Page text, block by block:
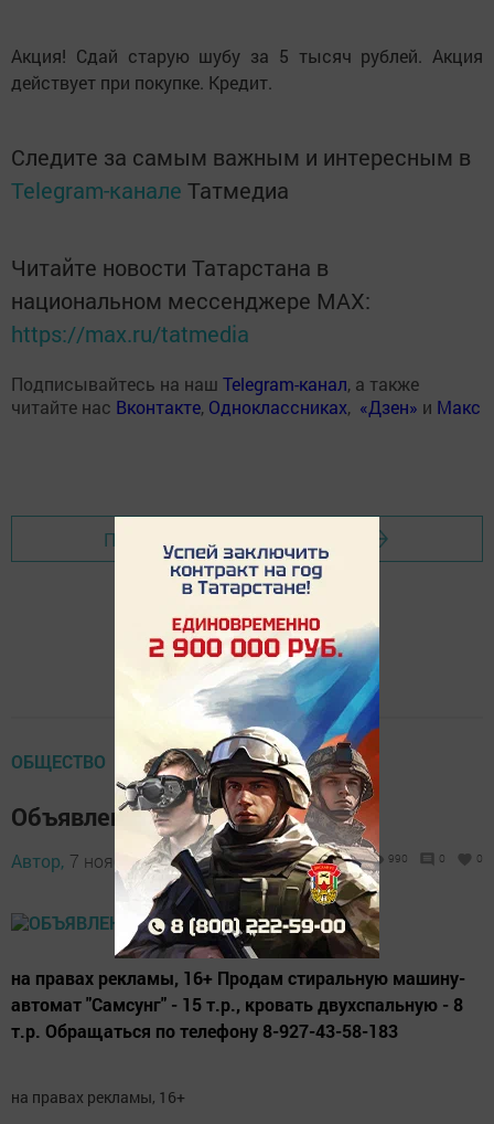
Акция! Сдай старую шубу за 5 тысяч рублей. Акция
действует при покупке. Кредит.
Следите за самым важным и интересным в
Telegram-канале Татмедиа
Читайте новости Татарстана в
национальном мессенджере MАХ:
https://max.ru/tatmedia
Подписывайтесь на наш Telegram-канал, а также
читайте нас Вконтакте, Одноклассниках, «Дзен» и Макс
Перейти на страницу новости
ОБЩЕСТВО
Объявление
Автор, 7 ноября 2015 - 04:47 990 0 0
на правах рекламы, 16+ Продам стиральную машину-
автомат "Самсунг" - 15 т.р., кровать двухспальную - 8
т.р. Обращаться по телефону 8-927-43-58-183
на правах рекламы, 16+